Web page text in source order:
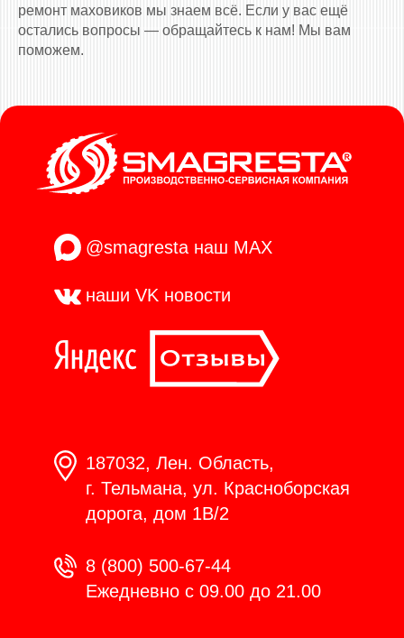
ремонт маховиков мы знаем всё. Если у вас ещё
остались вопросы — обращайтесь к нам! Мы вам
поможем.
@smagresta наш MAX
наши VK новости
187032, Лен. Область,
г. Тельмана, ул. Красноборская
дорога, дом 1В/2
8 (800) 500-67-44
Ежедневно с 09.00 до 21.00